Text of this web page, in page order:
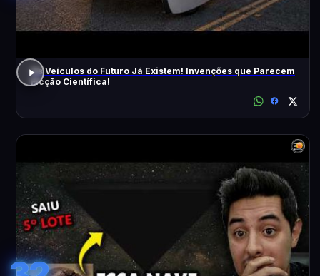
Os Veículos do Futuro Já Existem! Invenções que Parecem
Ficção Científica!